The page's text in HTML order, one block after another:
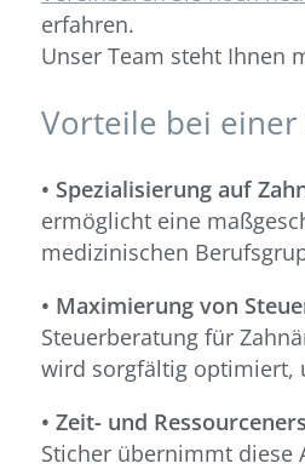
erfahren.
Unser Team steht Ihnen
Vorteile bei
• Spezialisierung auf
ermöglicht eine
medizinischen
• Maximierung von
Steuerberatung für
wird sorgfältig optimiert,
• Zeit- und
Sticher übernimmt diese